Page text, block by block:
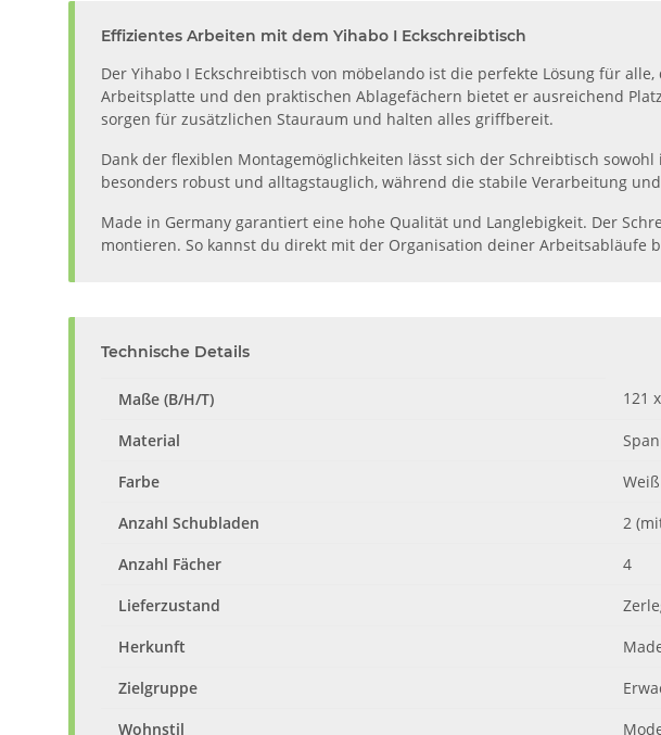
Effizientes Arbeiten mit dem Yihabo I Eckschreibtisch
Der Yihabo I Eckschreibtisch von möbelando ist die perfekte Lösung für
Arbeitsplatte und den praktischen Ablagefächern bietet er ausreichend
sorgen für zusätzlichen Stauraum und halten alles griffbereit.
Dank der flexiblen Montagemöglichkeiten lässt sich der Schreibtisch
besonders robust und alltagstauglich, während die stabile Verarbeitung
Made in Germany garantiert eine hohe Qualität und Langlebigkeit. Der
montieren. So kannst du direkt mit der Organisation deiner Arbeitsabläufe
Technische Details
Maße (B/H/T) 121
Material
Farbe
Weiß
Anzahl Schubladen
2
Anzahl Fächer
4
Lieferzustand
Herkunft
Zielgruppe
Wohnstil